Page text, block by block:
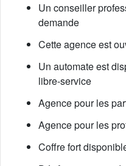
Un conseiller
demande
Cette agence est
Un automate est
libre-service
Agence pour les
Agence pour les
Coffre fort